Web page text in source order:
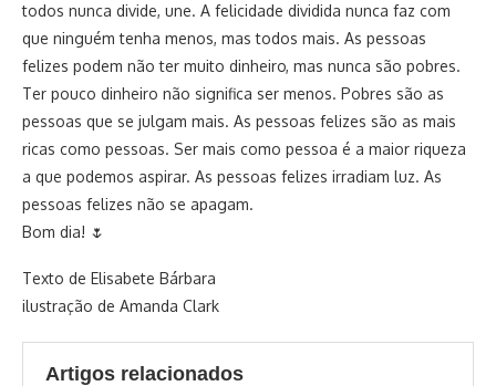
todos nunca divide, une. A felicidade dividida nunca faz com
que ninguém tenha menos, mas todos mais. As pessoas
felizes podem não ter muito dinheiro, mas nunca são pobres.
Ter pouco dinheiro não significa ser menos. Pobres são as
pessoas que se julgam mais. As pessoas felizes são as mais
ricas como pessoas. Ser mais como pessoa é a maior riqueza
a que podemos aspirar. As pessoas felizes irradiam luz. As
pessoas felizes não se apagam.
Bom dia! 🌷
Texto de Elisabete Bárbara
ilustração de Amanda Clark
Artigos relacionados